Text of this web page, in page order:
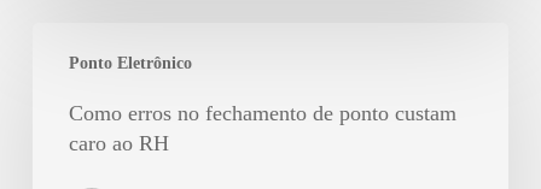
Ponto Eletrônico
Como erros no fechamento de ponto custam
caro ao RH